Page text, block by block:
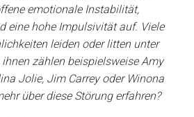
emotionale Instabilität,
eine hohe Impulsivität auf. Viele
leiden oder litten unter
zählen beispielsweise Amy
Jolie, Jim Carrey oder Winona
über diese Störung erfahren?